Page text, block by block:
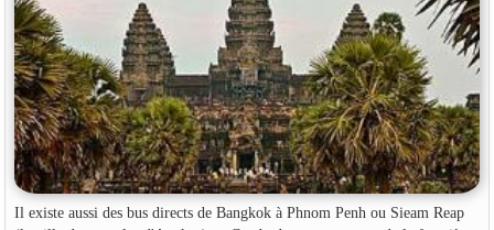
Il existe aussi des bus directs de Bangkok à Phnom Penh ou Sieam Reap